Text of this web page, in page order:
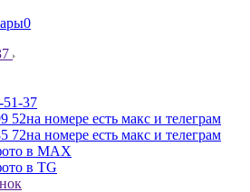
0
51-37
52на номере есть макс и телеграм
72на номере есть макс и телеграм
в MAX
в TG